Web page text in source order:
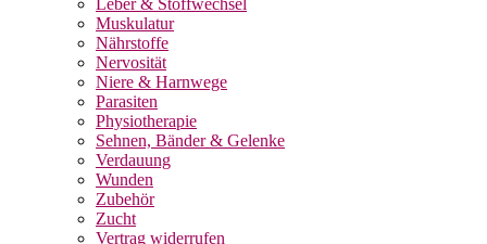
Muskulatur
Nährstoffe
Nervosität
Niere & Harnwege
Parasiten
Physiotherapie
Sehnen, Bänder & Gelenke
Verdauung
Wunden
Zubehör
Zucht
Vertrag widerrufen